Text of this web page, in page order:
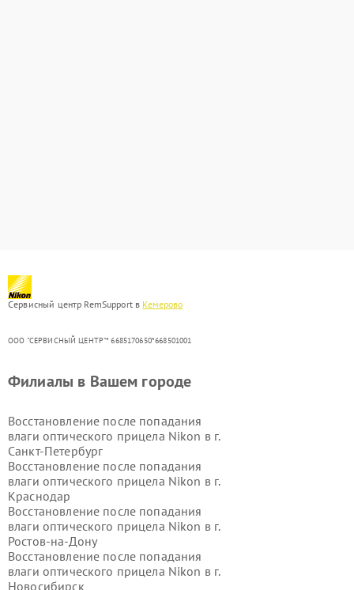
Сервисный центр RemSupport в Кемерово
ООО "СЕРВИСНЫЙ ЦЕНТР"* 6685170650*668501001
Филиалы в Вашем городе
Восстановление после попадания
влаги оптического прицела Nikon в г.
Санкт-Петербург
Восстановление после попадания
влаги оптического прицела Nikon в г.
Краснодар
Восстановление после попадания
влаги оптического прицела Nikon в г.
Ростов-на-Дону
Восстановление после попадания
влаги оптического прицела Nikon в г.
Новосибирск